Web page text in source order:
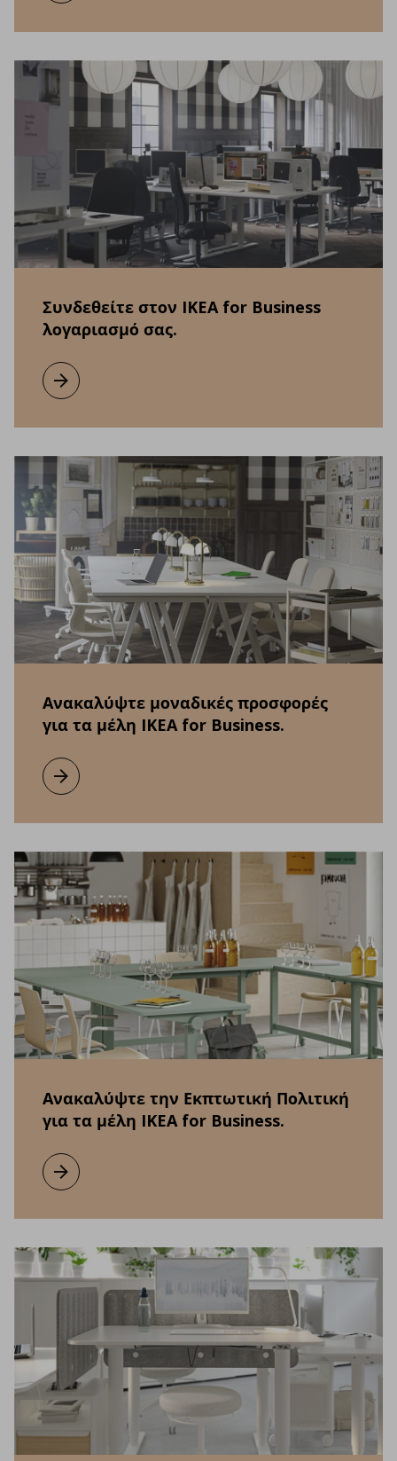
Συνδεθείτε στον IKEA for Business
λογαριασμό σας.
Μάθετε περισσότερα
Ανακαλύψτε μοναδικές προσφορές
για τα μέλη IKEA for Business.
Μάθετε περισσότερα
Ανακαλύψτε την Εκπτωτική Πολιτική
για τα μέλη IKEA for Business.
Μάθετε περισσότερα